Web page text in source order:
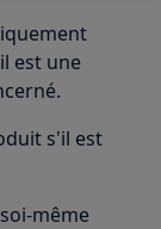
est une
s'il est
même